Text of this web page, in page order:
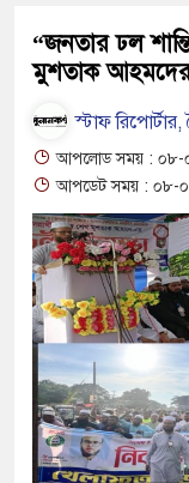
যুবকের
জীবন-সংসার
কর্ম ও দর্শন নিয়ে
অভ্যন্তরীণ বিরোধ তুঙ্গে
চেহারা কি দেখা গেছে :
ভারত সমর্থন করে
ভবনে পাঠদান
দিরাই-শাল্লার
‎“জনতার ঢল
মুশতাক আহমদের
স্টাফ
আপলোড সময় : ০৮-
আপডেট সময় : ০৮-